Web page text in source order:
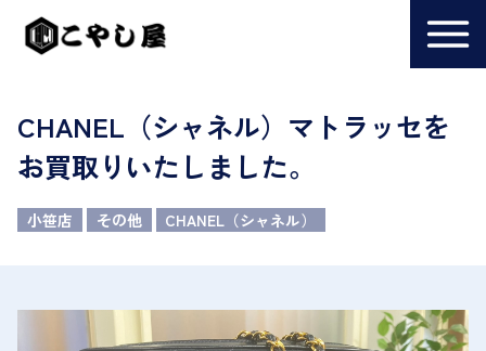
CHANEL（シャネル）マトラッセを
お買取りいたしました。
小笹店 その他 CHANEL（シャネル）